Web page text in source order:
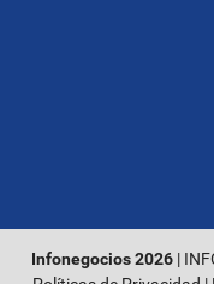
Infonegocios 2026 |